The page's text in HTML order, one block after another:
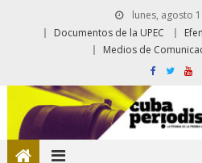
lunes, agosto
Documentos de la UPEC
Medios de